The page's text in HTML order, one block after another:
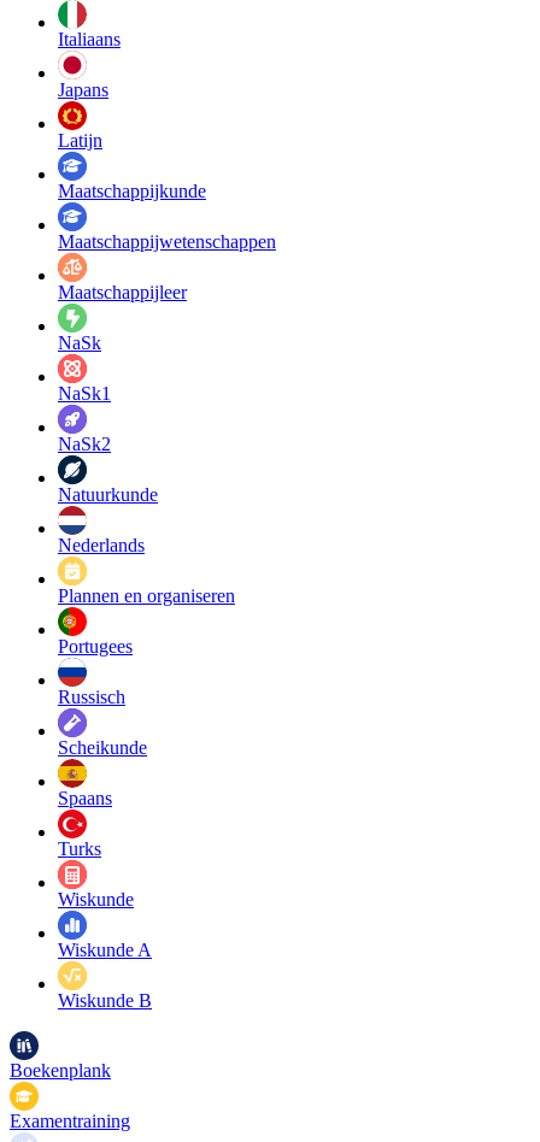
Italiaans
Japans
Latijn
Maatschappij­kunde
Maatschappij­wetenschappen
Maatschappijleer
NaSk
NaSk1
NaSk2
Natuurkunde
Nederlands
Plannen en organiseren
Portugees
Russisch
Scheikunde
Spaans
Turks
Wiskunde
Wiskunde A
Wiskunde B
Boekenplank
Examentraining